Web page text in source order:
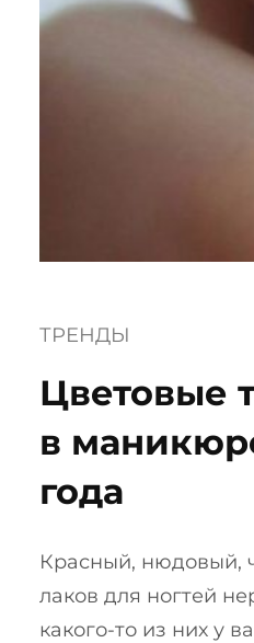
ТРЕНДЫ
Цветовые
в
года
Красный, нюдовый,
лаков для ногтей
какого-то из них у